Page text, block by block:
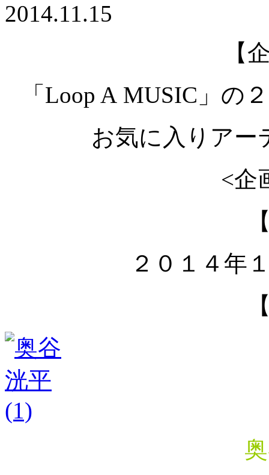
2014.11.15
【
「Loop A MUSIC」の
お気に入りアー
<企
２０１４年